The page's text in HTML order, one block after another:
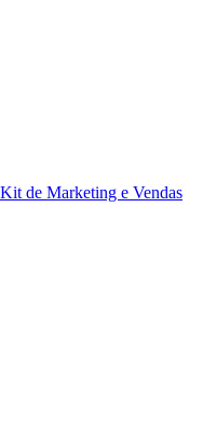
Kit de Marketing e Vendas